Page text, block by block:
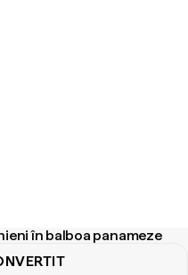
în balboa panameze